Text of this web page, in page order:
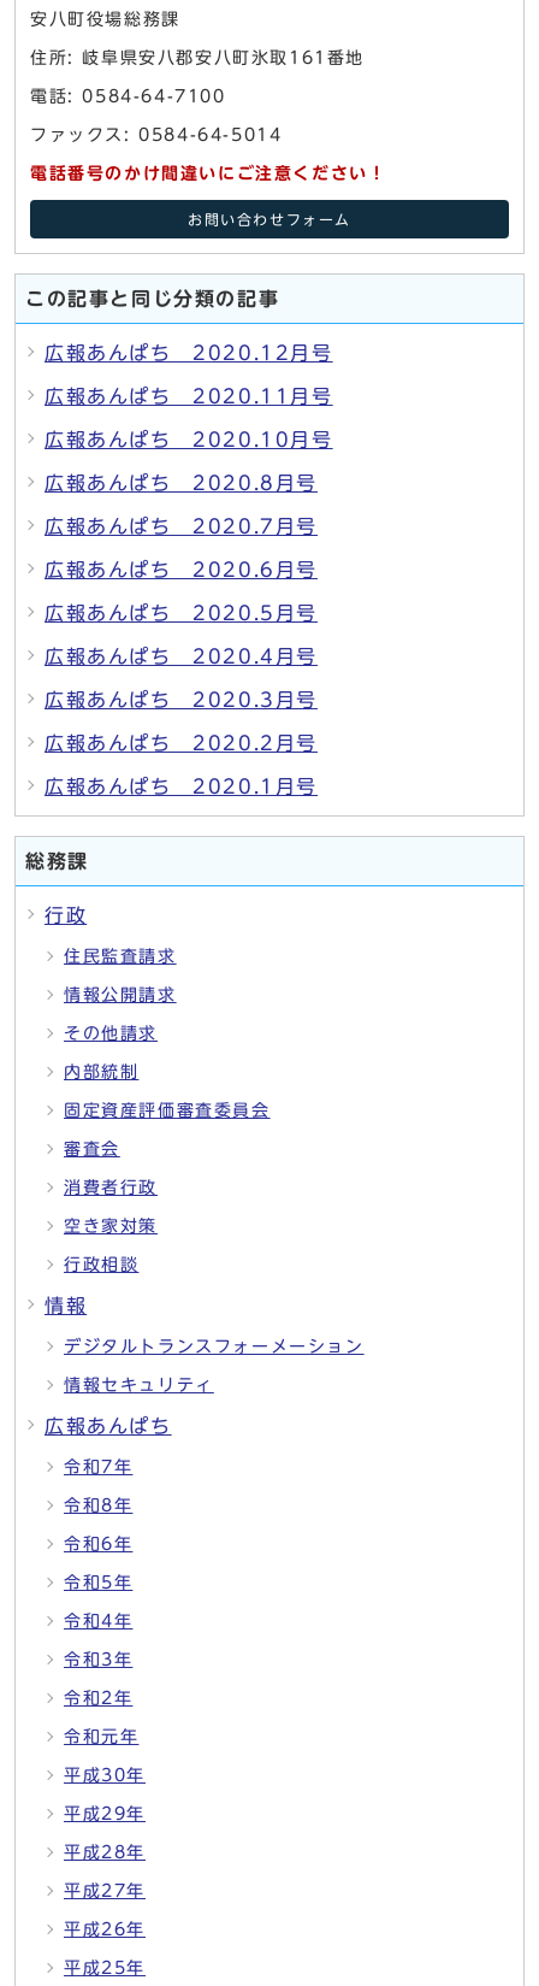
安八町役場総務課
住所: 岐阜県安八郡安八町氷取161番地
電話: 0584-64-7100
ファックス: 0584-64-5014
電話番号のかけ間違いにご注意ください！
お問い合わせフォーム
この記事と同じ分類の記事
広報あんぱち 2020.12月号
広報あんぱち 2020.11月号
広報あんぱち 2020.10月号
広報あんぱち 2020.8月号
広報あんぱち 2020.7月号
広報あんぱち 2020.6月号
広報あんぱち 2020.5月号
広報あんぱち 2020.4月号
広報あんぱち 2020.3月号
広報あんぱち 2020.2月号
広報あんぱち 2020.1月号
総務課
行政
住民監査請求
情報公開請求
その他請求
内部統制
固定資産評価審査委員会
審査会
消費者行政
空き家対策
行政相談
情報
デジタルトランスフォーメーション
情報セキュリティ
広報あんぱち
令和7年
令和8年
令和6年
令和5年
令和4年
令和3年
令和2年
令和元年
平成30年
平成29年
平成28年
平成27年
平成26年
平成25年